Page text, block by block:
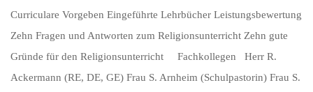
Curriculare Vorgeben Eingeführte Lehrbücher Leistungsbewertung
Zehn Fragen und Antworten zum Religionsunterricht Zehn gute
Gründe für den Religionsunterricht Fachkollegen Herr R.
Ackermann (RE, DE, GE) Frau S. Arnheim (Schulpastorin) Frau S.